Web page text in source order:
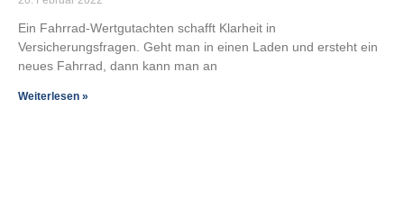
Ein Fahrrad-Wertgutachten schafft Klarheit in
Versicherungsfragen. Geht man in einen Laden und ersteht ein
neues Fahrrad, dann kann man an
Weiterlesen »